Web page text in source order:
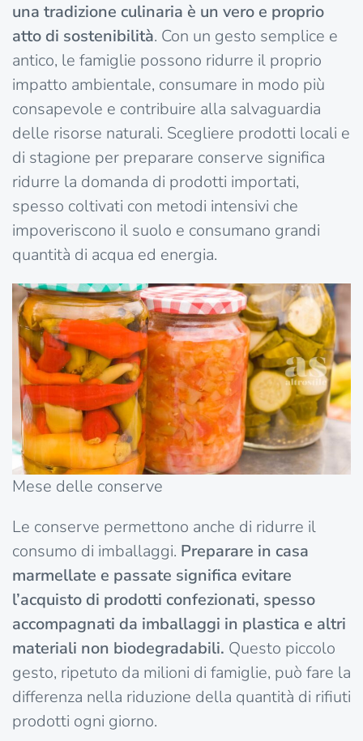
una tradizione culinaria è un vero e proprio
atto di sostenibilità. Con un gesto semplice e
antico, le famiglie possono ridurre il proprio
impatto ambientale, consumare in modo più
consapevole e contribuire alla salvaguardia
delle risorse naturali. Scegliere prodotti locali e
di stagione per preparare conserve significa
ridurre la domanda di prodotti importati,
spesso coltivati con metodi intensivi che
impoveriscono il suolo e consumano grandi
quantità di acqua ed energia.
Mese delle conserve
Le conserve permettono anche di ridurre il
consumo di imballaggi. Preparare in casa
marmellate e passate significa evitare
l’acquisto di prodotti confezionati, spesso
accompagnati da imballaggi in plastica e altri
materiali non biodegradabili. Questo piccolo
gesto, ripetuto da milioni di famiglie, può fare la
differenza nella riduzione della quantità di rifiuti
prodotti ogni giorno.